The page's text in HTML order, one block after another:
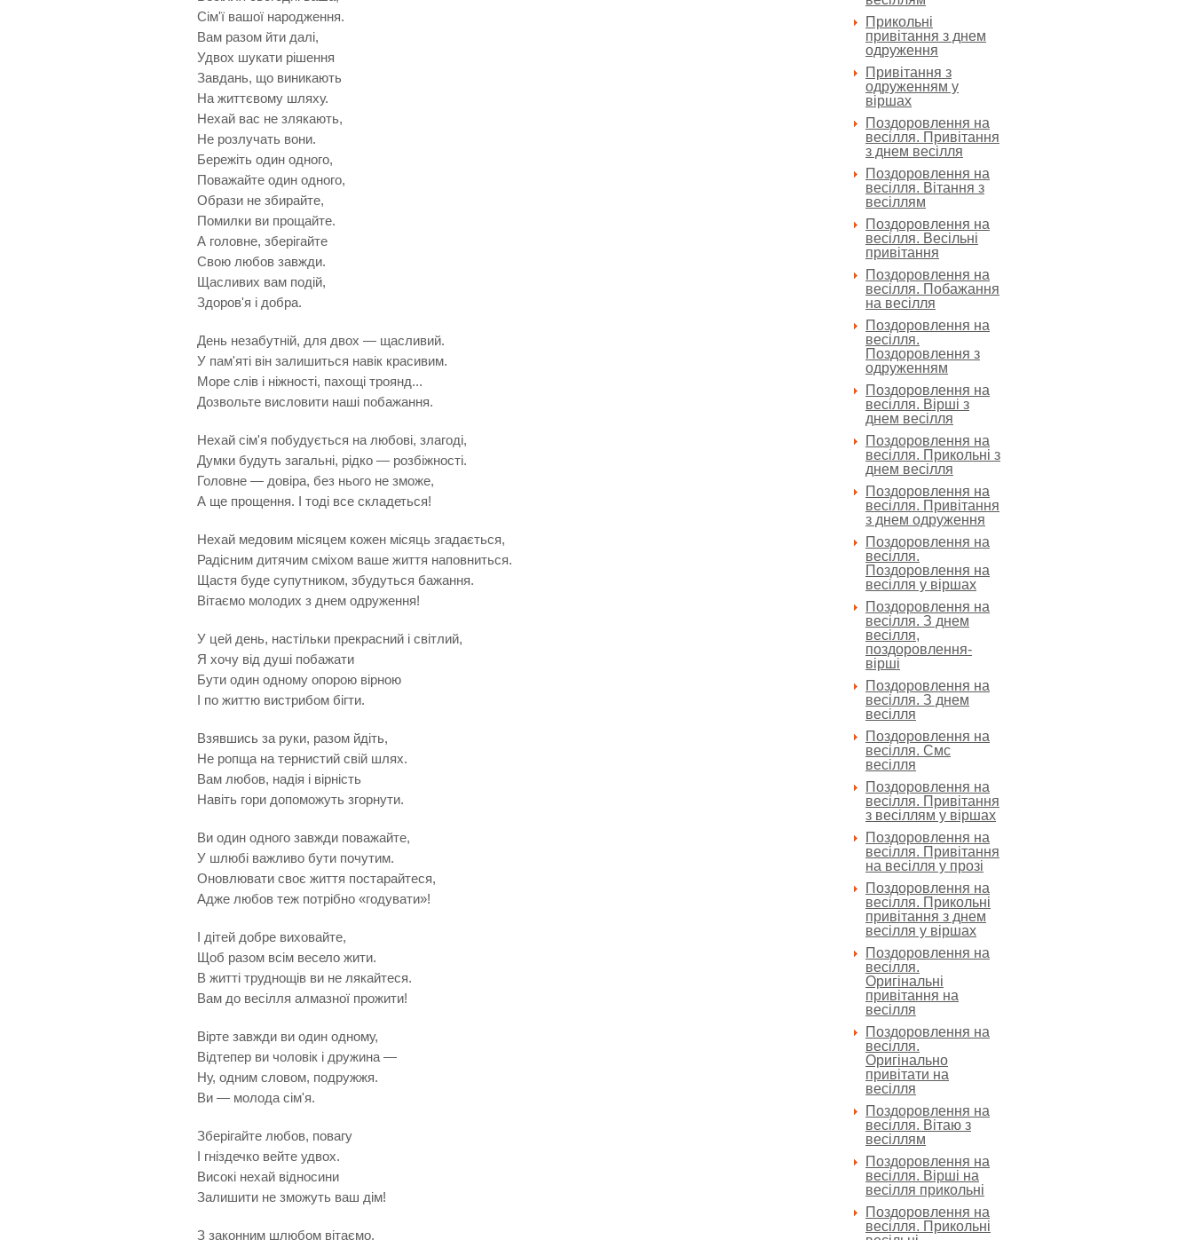
Сім'ї вашої народження.
Вам разом йти далі,
Удвох шукати рішення
Завдань, що виникають
На життєвому шляху.
Нехай вас не злякають,
Не розлучать вони.
Бережіть один одного,
Поважайте один одного,
Образи не збирайте,
Помилки ви прощайте.
А головне, зберігайте
Свою любов завжди.
Щасливих вам подій,
Здоров'я і добра.
День незабутній, для двох — щасливий.
У пам'яті він залишиться навік красивим.
Море слів і ніжності, пахощі троянд...
Дозвольте висловити наші побажання.
Нехай сім'я побудується на любові, злагоді,
Думки будуть загальні, рідко — розбіжності.
Головне — довіра, без нього не зможе,
А ще прощення. І тоді все складеться!
Нехай медовим місяцем кожен місяць згадається,
Радісним дитячим сміхом ваше життя наповниться.
Щастя буде супутником, збудуться бажання.
Вітаємо молодих з днем одруження!
У цей день, настільки прекрасний і світлий,
Я хочу від душі побажати
Бути один одному опорою вірною
І по життю вистрибом бігти.
Взявшись за руки, разом йдіть,
Не ропща на тернистий свій шлях.
Вам любов, надія і вірність
Навіть гори допоможуть згорнути.
Ви один одного завжди поважайте,
У шлюбі важливо бути почутим.
Оновлювати своє життя постарайтеся,
Адже любов теж потрібно «годувати»!
І дітей добре виховайте,
Щоб разом всім весело жити.
В житті труднощів ви не лякайтеся.
Вам до весілля алмазної прожити!
Вірте завжди ви один одному,
Відтепер ви чоловік і дружина —
Ну, одним словом, подружжя.
Ви — молода сім'я.
Зберігайте любов, повагу
І гніздечко вейте удвох.
Високі нехай відносини
Залишити не зможуть ваш дім!
З законним шлюбом вітаємо.
Прикольні
привітання з днем
одруження
Привітання з
одруженням у
віршах
Поздоровлення на
весілля. Привітання
з днем весілля
Поздоровлення на
весілля. Вітання з
весіллям
Поздоровлення на
весілля. Весільні
привітання
Поздоровлення на
весілля. Побажання
на весілля
Поздоровлення на
весілля.
Поздоровлення з
одруженням
Поздоровлення на
весілля. Вірші з
днем весілля
Поздоровлення на
весілля. Прикольні з
днем весілля
Поздоровлення на
весілля. Привітання
з днем одруження
Поздоровлення на
весілля.
Поздоровлення на
весілля у віршах
Поздоровлення на
весілля. З днем
весілля,
поздоровлення-
вірші
Поздоровлення на
весілля. З днем
весілля
Поздоровлення на
весілля. Смс
весілля
Поздоровлення на
весілля. Привітання
з весіллям у віршах
Поздоровлення на
весілля. Привітання
на весілля у прозі
Поздоровлення на
весілля. Прикольні
привітання з днем
весілля у віршах
Поздоровлення на
весілля.
Оригінальні
привітання на
весілля
Поздоровлення на
весілля.
Оригінально
привітати на
весілля
Поздоровлення на
весілля. Вітаю з
весіллям
Поздоровлення на
весілля. Вірші на
весілля прикольні
Поздоровлення на
весілля. Прикольні